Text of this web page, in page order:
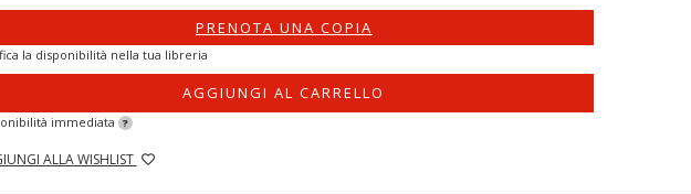
PRENOTA UNA COPIA
la disponibilità nella tua libreria
AGGIUNGI AL CARRELLO
immediata ?
ALLA WISHLIST